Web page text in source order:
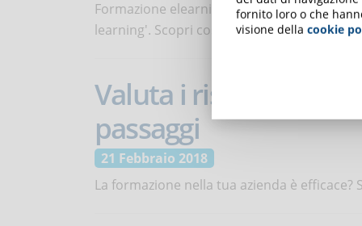
Formazione elearning e formazione
learning'. Scopri cos'è in questa infografica.
Valuta i risultati della
passaggi
21 Febbraio 2018
La formazione nella tua azienda è efficace?
fornito loro o che
visione della cookie